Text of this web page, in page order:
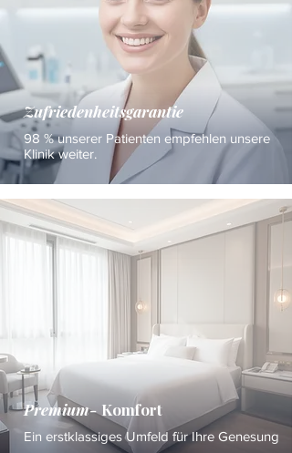
Zufriedenheitsgarantie
98 % unserer Patienten empfehlen unsere
Klinik weiter.
Premium-Komfort
Ein erstklassiges Umfeld für Ihre Genesung